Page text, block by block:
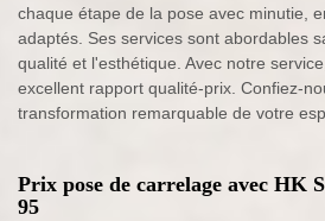
chaque étape de la pose avec minutie,
adaptés. Ses services sont abordables
qualité et l'esthétique. Avec notre
excellent rapport qualité-prix. Confiez-
transformation remarquable de votre
Prix pose de carrelage avec HK
95